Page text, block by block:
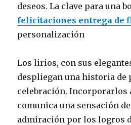
deseos. La clave para una
felicitaciones entrega de
personalización
Los lirios, con sus
despliegan una historia de
celebración. Incorporarlos
comunica una sensación
admiración por los logros